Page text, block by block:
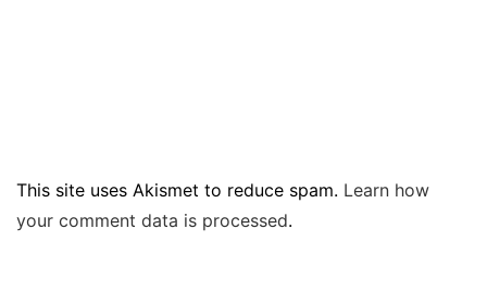
This site uses Akismet to reduce spam. Learn how
your comment data is processed.